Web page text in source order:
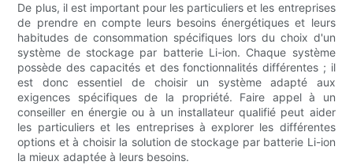
De plus, il est important pour les particuliers et les entreprises
de prendre en compte leurs besoins énergétiques et leurs
habitudes de consommation spécifiques lors du choix d'un
système de stockage par batterie Li-ion. Chaque système
possède des capacités et des fonctionnalités différentes ; il
est donc essentiel de choisir un système adapté aux
exigences spécifiques de la propriété. Faire appel à un
conseiller en énergie ou à un installateur qualifié peut aider
les particuliers et les entreprises à explorer les différentes
options et à choisir la solution de stockage par batterie Li-ion
la mieux adaptée à leurs besoins.